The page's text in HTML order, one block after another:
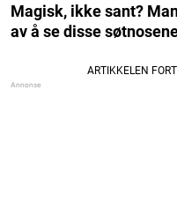
Magisk, ikke sant?
av å se disse